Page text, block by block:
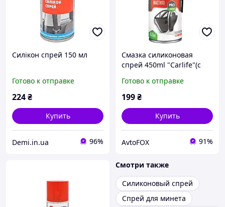
Силікон спрей 150 мл
Готово к отправке
224₴
Купить
Demi.in.ua 96%
Смазка силиконовая
спрей 450ml "Carlife"(с
(24шт/ящ)
Готово к отправке
199₴
Купить
AvtoFOX 91%
Смотри также
Силиконовый спрей
Спрей для минета